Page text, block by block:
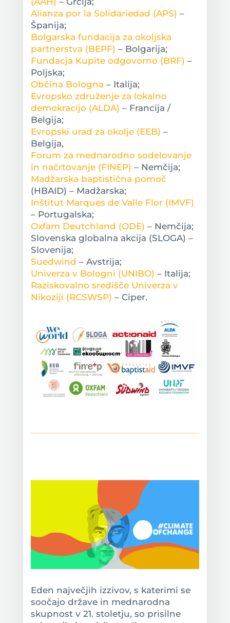
Alianza por la Solidariedad (APS) –
Španija;
Bolgarska fundacija za okoljska
partnerstva (BEPF) – Bolgarija;
Fundacja Kupite odgovorno (BRF) –
Poljska;
Občina Bologna – Italija;
Evropsko združenje za lokalno
demokracijo (ALDA) – Francija /
Belgija;
Evropski urad za okolje (EEB) –
Belgija,
Forum za mednarodno sodelovanje
in načrtovanje (FINEP) – Nemčija;
Madžarska baptistična pomoč
(HBAID) – Madžarska;
Inštitut Marques de Valle Flor (IMVF)
– Portugalska;
Oxfam Deutchland (ODE) – Nemčija;
Slovenska globalna akcija (SLOGA) –
Slovenija;
Suedwind – Avstrija;
Univerza v Bologni (UNIBO) – Italija;
Raziskovalno središče Univerza v
Nikoziji (RCSWSP) – Ciper.
Eden največjih izzivov, s katerimi se
soočajo države in mednarodna
skupnost v 21. stoletju, so prisilne